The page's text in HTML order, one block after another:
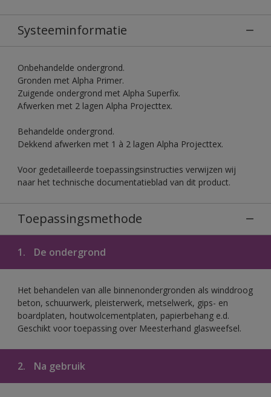
Systeeminformatie
Onbehandelde ondergrond.
Gronden met Alpha Primer.
Zuigende ondergrond met Alpha Superfix.
Afwerken met 2 lagen Alpha Projecttex.
Behandelde ondergrond.
Dekkend afwerken met 1 à 2 lagen Alpha Projecttex.
Voor gedetailleerde toepassingsinstructies verwijzen wij
naar het technische documentatieblad van dit product.
Toepassingsmethode
1. De ondergrond
Het behandelen van alle binnenondergronden als winddroog
beton, schuurwerk, pleisterwerk, metselwerk, gips- en
boardplaten, houtwolcementplaten, papierbehang e.d.
Geschikt voor toepassing over Meesterhand glasweefsel.
2. Na gebruik